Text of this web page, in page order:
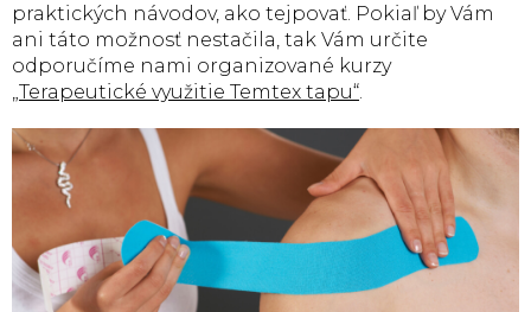
praktických návodov, ako tejpovať. Pokiaľ by Vám
ani táto možnosť nestačila, tak Vám určite
odporučíme nami organizované kurzy
„Terapeutické využitie Temtex tapu“